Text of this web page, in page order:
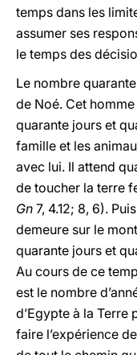
temps dans les
assumer ses
le temps des
Le nombre
de Noé. Cet
quarante jours et
famille et les
avec lui. Il attend
de toucher la terre
Gn 7, 4.12; 8, 6).
demeure sur le
quarante jours et
Au cours de ce
est le nombre
d’Egypte à la Terre
faire l’expérience